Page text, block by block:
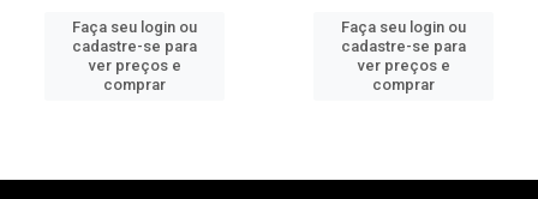
Faça seu login ou
cadastre-se para
ver preços e
comprar
Faça seu login ou
cadastre-se para
ver preços e
comprar